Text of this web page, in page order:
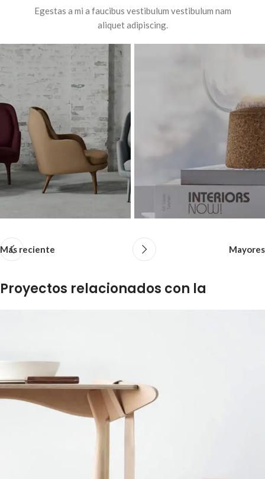
Egestas a mi a faucibus vestibulum vestibulum nam
aliquet adipiscing.
Más reciente Mayores
Proyectos relacionados con la